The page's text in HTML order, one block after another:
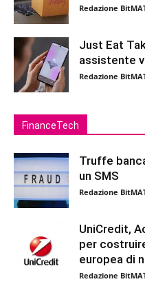
Redazione
Just Eat
assistente
Redazione
FinanceTech
Truffe
un SMS
Redazione
UniCredit,
per
europea di
Redazione